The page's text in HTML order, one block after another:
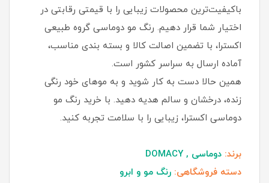
باکیفیت‌ترین محصولات زیبایی را با قیمتی رقابتی در
اختیار شما قرار دهیم. رنگ مو دوماسی گروه طبیعی
اکسترا، با تضمین اصالت کالا و بسته بندی مناسب،
آماده ارسال به سراسر کشور است.
همین حالا دست به کار شوید و به موهای خود رنگی
زنده، درخشان و سالم هدیه دهید. با خرید رنگ مو
دوماسی اکسترا، زیبایی را با سلامت تجربه کنید.
برند: دوماسی , DOMACY
دسته فروشگاهی: رنگ مو و ابرو